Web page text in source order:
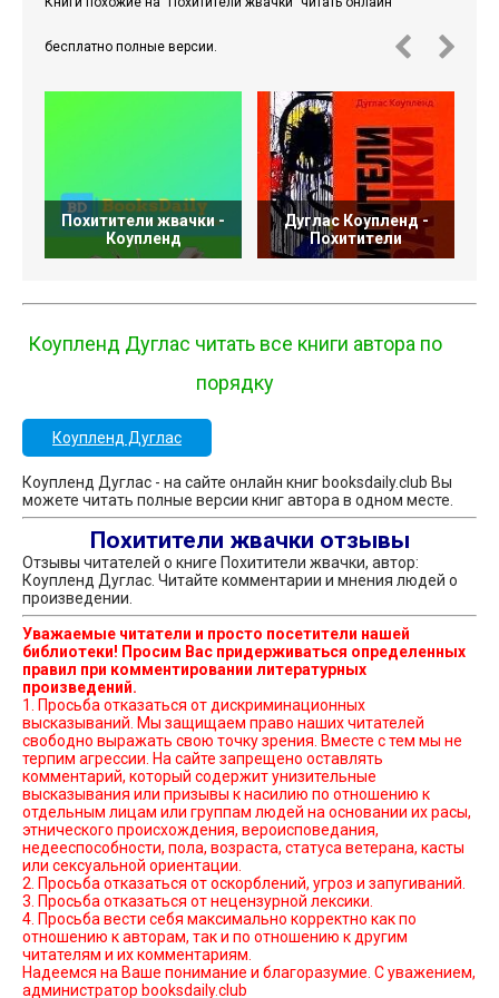
бесплатно полные версии.
Похитители жвачки -
Коупленд
Дуглас Коупленд -
Похитители
Коупленд Дуглас читать все книги автора по
порядку
Коупленд Дуглас
Коупленд Дуглас - на сайте онлайн книг booksdaily.club Вы
можете читать полные версии книг автора в одном месте.
Похитители жвачки отзывы
Отзывы читателей о книге Похитители жвачки, автор:
Коупленд Дуглас. Читайте комментарии и мнения людей о
произведении.
Уважаемые читатели и просто посетители нашей
библиотеки! Просим Вас придерживаться определенных
правил при комментировании литературных
произведений.
1. Просьба отказаться от дискриминационных
высказываний. Мы защищаем право наших читателей
свободно выражать свою точку зрения. Вместе с тем мы не
терпим агрессии. На сайте запрещено оставлять
комментарий, который содержит унизительные
высказывания или призывы к насилию по отношению к
отдельным лицам или группам людей на основании их расы,
этнического происхождения, вероисповедания,
недееспособности, пола, возраста, статуса ветерана, касты
или сексуальной ориентации.
2. Просьба отказаться от оскорблений, угроз и запугиваний.
3. Просьба отказаться от нецензурной лексики.
4. Просьба вести себя максимально корректно как по
отношению к авторам, так и по отношению к другим
читателям и их комментариям.
Надеемся на Ваше понимание и благоразумие. С уважением,
администратор booksdaily.club